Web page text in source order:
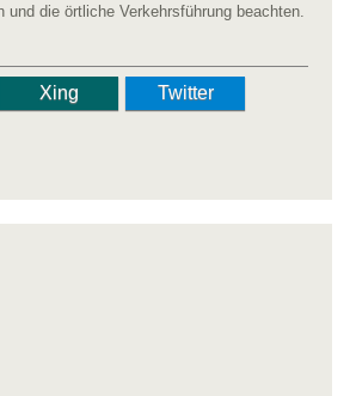
und die örtliche Verkehrsführung beachten.
Xing
Twitter